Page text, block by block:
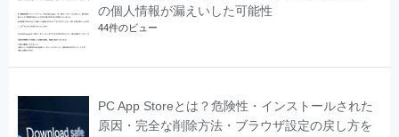
の個人情報が漏えいした可能性
44件のビュー
PC App Storeとは？危険性・インストールされた
原因・完全な削除方法・ブラウザ設定の戻し方を